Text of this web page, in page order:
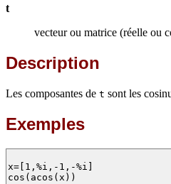
t
vecteur ou matrice (réelle ou
Description
Les composantes de t sont les
Exemples
x=[1,%i,-1,-%i]
cos(acos(x))